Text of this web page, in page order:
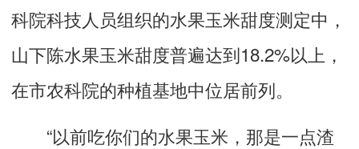
科院科技人员组织的水果玉米甜度测定中，
山下陈水果玉米甜度普遍达到18.2%以上，
在市农科院的种植基地中位居前列。
“以前吃你们的水果玉米，那是一点渣